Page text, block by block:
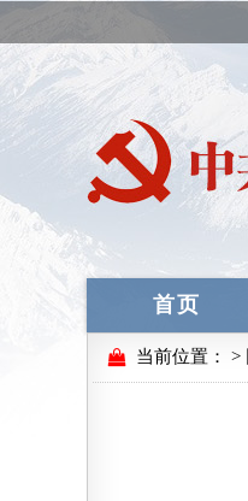
首页
当前位置： >